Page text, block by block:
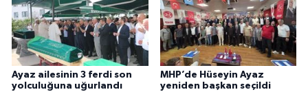
Ayaz ailesinin 3 ferdi son
yolculuğuna uğurlandı
MHP’de Hüseyin Ayaz
yeniden başkan seçildi